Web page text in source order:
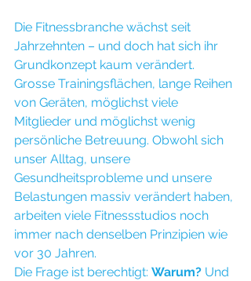
Die Fitnessbranche wächst seit
Jahrzehnten – und doch hat sich ihr
Grundkonzept kaum verändert.
Grosse Trainingsflächen, lange Reihen
von Geräten, möglichst viele
Mitglieder und möglichst wenig
persönliche Betreuung. Obwohl sich
unser Alltag, unsere
Gesundheitsprobleme und unsere
Belastungen massiv verändert haben,
arbeiten viele Fitnessstudios noch
immer nach denselben Prinzipien wie
vor 30 Jahren.
Die Frage ist berechtigt: Warum? Und